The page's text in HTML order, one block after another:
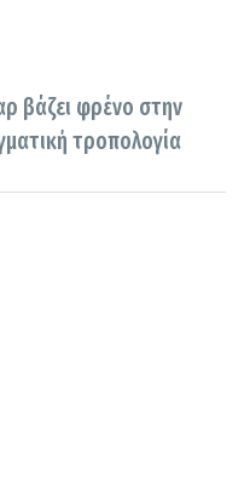
βάζει φρένο στην
τροπολογία